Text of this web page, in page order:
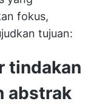
fokus,
tujuan:
tindakan
abstrak